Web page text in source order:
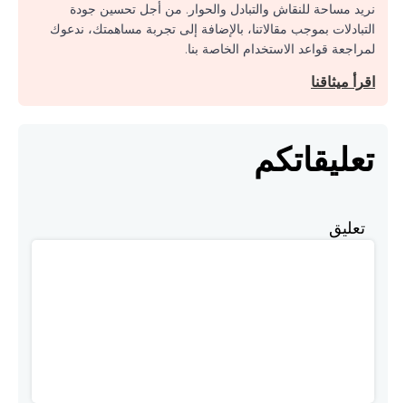
نريد مساحة للنقاش والتبادل والحوار. من أجل تحسين جودة
التبادلات بموجب مقالاتنا، بالإضافة إلى تجربة مساهمتك، ندعوك
لمراجعة قواعد الاستخدام الخاصة بنا.
اقرأ ميثاقنا
تعليقاتكم
تعليق